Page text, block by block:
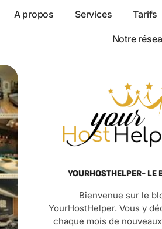
A propos Services Tarifs
Notre
YOURHOSTHELPER- LE
Bienvenue sur le
YourHostHelper. Vous y
chaque mois de